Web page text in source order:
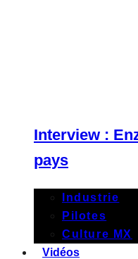
Interview :
pays
Industrie
Pilotes
Culture MX
Vidéos